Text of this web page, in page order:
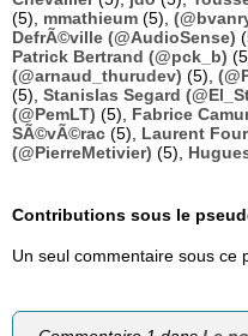
(5), mmathieum (5),
DefrÃ©ville (@AudioSense)
Patrick Bertrand (@pck_b)
(@arnaud_thurudev) (5),
(5), Stanislas Segard
(@PemLT) (5), Fabrice
SÃ©vÃ©rac (5), Laurent
(@PierreMetivier) (5),
Contributions sous le
Un seul commentaire sous ce